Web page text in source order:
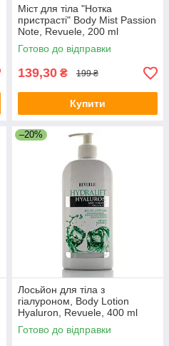
Міст для тіла "Нотка
пристрасті" Body Mist Passion
Note, Revuele, 200 ml
Готово до відправки
139,30 ₴ 199 ₴
Купити
–20%
Лосьйон для тіла з
гіалуроном, Body Lotion
Hyaluron, Revuele, 400 ml
Готово до відправки